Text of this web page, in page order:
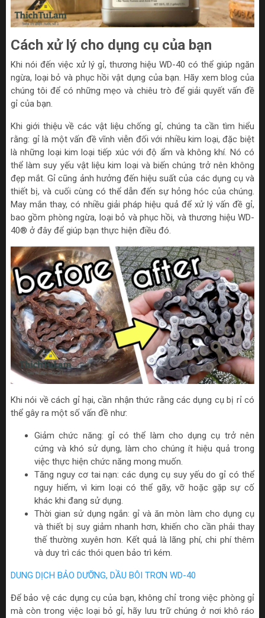
Cách xử lý cho dụng cụ của bạn
Khi nói đến việc xử lý gỉ, thương hiệu WD-40 có thể giúp ngăn
ngừa, loại bỏ và phục hồi vật dụng của bạn. Hãy xem blog của
chúng tôi để có những mẹo và chiêu trò để giải quyết vấn đề
gỉ của bạn.
Khi giới thiệu về các vật liệu chống gỉ, chúng ta cần tìm hiểu
rằng: gỉ là một vấn đề vĩnh viễn đối với nhiều kim loại, đặc biệt
là những loại kim loại tiếp xúc với độ ẩm và không khí. Nó có
thể làm suy yếu vật liệu kim loại và biến chúng trở nên không
đẹp mắt. Gỉ cũng ảnh hưởng đến hiệu suất của các dụng cụ và
thiết bị, và cuối cùng có thể dẫn đến sự hỏng hóc của chúng.
May mắn thay, có nhiều giải pháp hiệu quả để xử lý vấn đề gỉ,
bao gồm phòng ngừa, loại bỏ và phục hồi, và thương hiệu WD-
40® ở đây để giúp bạn thực hiện điều đó.
Khi nói về cách gỉ hại, cần nhận thức rằng các dụng cụ bị rỉ có
thể gây ra một số vấn đề như:
Giảm chức năng: gỉ có thể làm cho dụng cụ trở nên
cứng và khó sử dụng, làm cho chúng ít hiệu quả trong
việc thực hiện chức năng mong muốn.
Tăng nguy cơ tai nạn: các dụng cụ suy yếu do gỉ có thể
nguy hiểm, vì kim loại có thể gãy, vỡ hoặc gặp sự cố
khác khi đang sử dụng.
Thời gian sử dụng ngắn: gỉ và ăn mòn làm cho dụng cụ
và thiết bị suy giảm nhanh hơn, khiến cho cần phải thay
thế thường xuyên hơn. Kết quả là lãng phí, chi phí thêm
và duy trì các thói quen bảo trì kém.
DUNG DỊCH BẢO DƯỠNG, DẦU BÔI TRƠN WD-40
Để bảo vệ các dụng cụ của bạn, không chỉ trong việc phòng gỉ
mà còn trong việc loại bỏ gỉ, hãy lưu trữ chúng ở nơi khô ráo